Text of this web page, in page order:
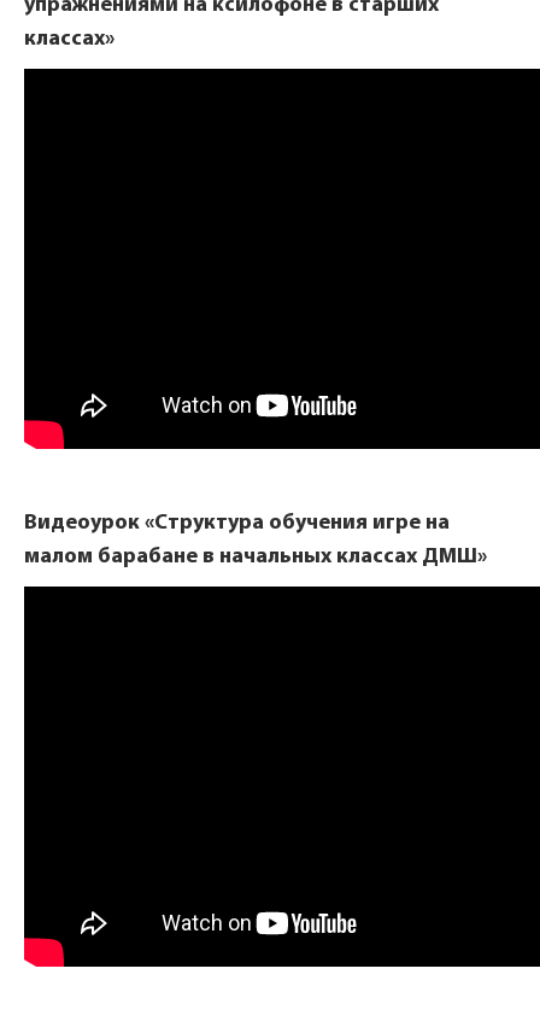
упражнениями на ксилофоне в старших
классах»
Видеоурок «Структура обучения игре на
малом барабане в начальных классах ДМШ»